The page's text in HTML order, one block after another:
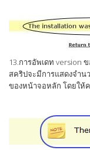
13.การอัพเดท version
สคริปจะมีการแสดงจำ
ของหน้าจอหลัก โดยให้